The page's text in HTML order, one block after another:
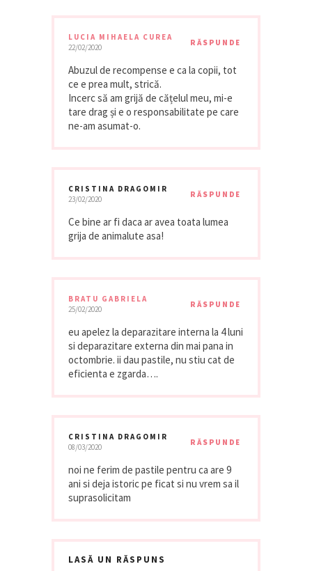
LUCIA MIHAELA CUREA
22/02/2020
RĂSPUNDE
Abuzul de recompense e ca la copii, tot
ce e prea mult, strică.
Incerc să am grijă de cățelul meu, mi-e
tare drag și e o responsabilitate pe care
ne-am asumat-o.
CRISTINA DRAGOMIR
23/02/2020
RĂSPUNDE
Ce bine ar fi daca ar avea toata lumea
grija de animalute asa!
BRATU GABRIELA
25/02/2020
RĂSPUNDE
eu apelez la deparazitare interna la 4 luni
si deparazitare externa din mai pana in
octombrie. ii dau pastile, nu stiu cat de
eficienta e zgarda….
CRISTINA DRAGOMIR
08/03/2020
RĂSPUNDE
noi ne ferim de pastile pentru ca are 9
ani si deja istoric pe ficat si nu vrem sa il
suprasolicitam
LASĂ UN RĂSPUNS